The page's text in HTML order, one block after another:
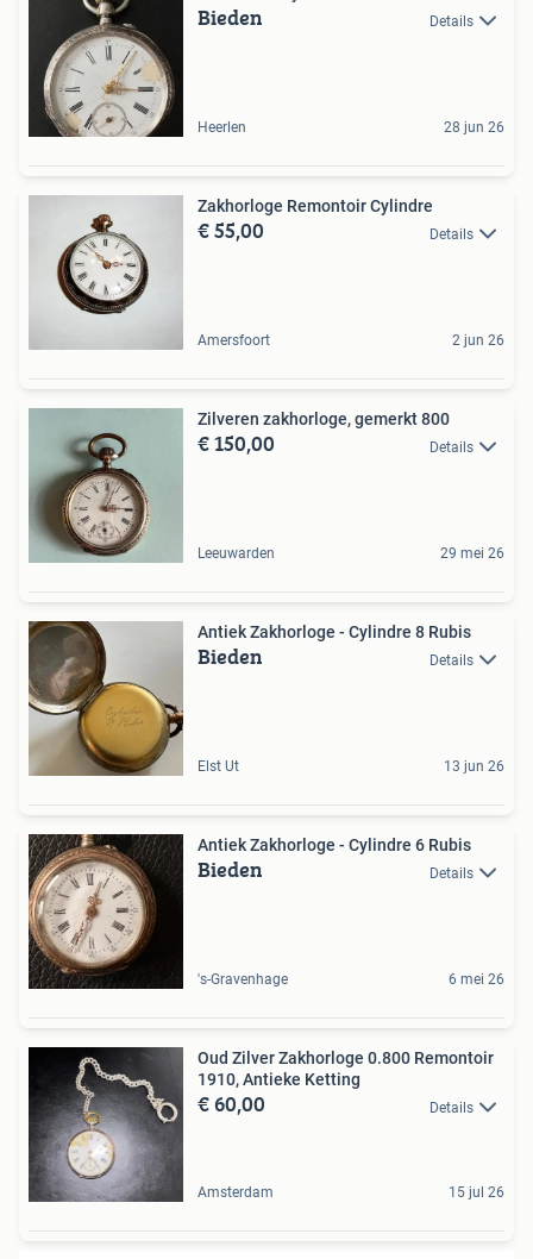
Bieden Details
Heerlen 28 jun 26
Zakhorloge Remontoir Cylindre
€ 55,00 Details
Amersfoort 2 jun 26
Zilveren zakhorloge, gemerkt 800
€ 150,00 Details
Leeuwarden 29 mei 26
Antiek Zakhorloge - Cylindre 8 Rubis
Bieden Details
Elst Ut 13 jun 26
Antiek Zakhorloge - Cylindre 6 Rubis
Bieden Details
's-Gravenhage 6 mei 26
Oud Zilver Zakhorloge 0.800 Remontoir
1910, Antieke Ketting
€ 60,00 Details
Amsterdam 15 jul 26